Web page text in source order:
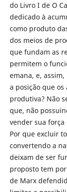
do Livro I de O
dedicado à
como produto
dos meios de
que fundam as
permitem o
emana, e,
a posição que
produtiva? Não
que, não
vender sua força
Por que excluir
convertendo a
deixam de ser
proposto tem
de Marx